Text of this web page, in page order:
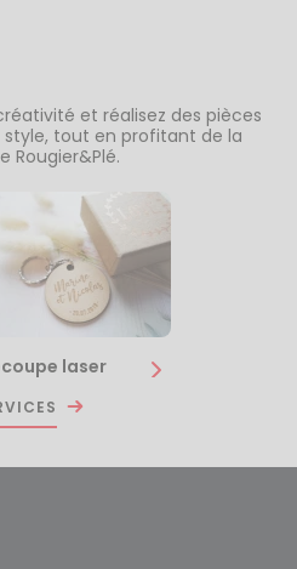
et réalisez des pièces
tout en profitant de la
Rougier&Plé.
laser